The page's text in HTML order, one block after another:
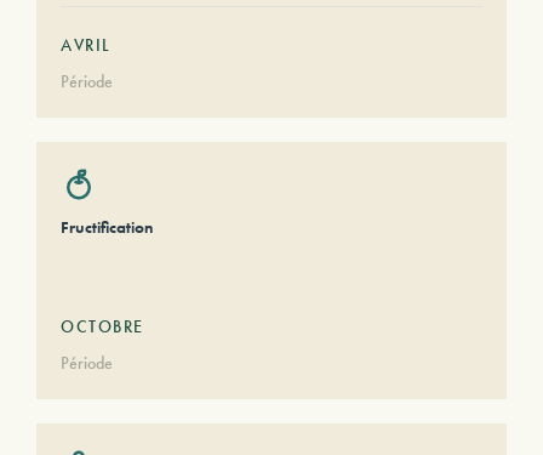
AVRIL
Période
Fructification
OCTOBRE
Période